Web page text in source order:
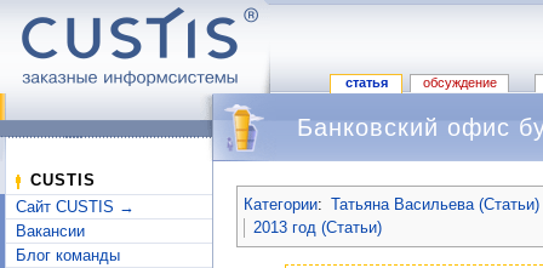
статья обсуждение
CUSTIS
Сайт CUSTIS →
Вакансии
Блог команды
Банковский офис
Категории: Татьяна Васильева (Статьи)
2013 год (Статьи)